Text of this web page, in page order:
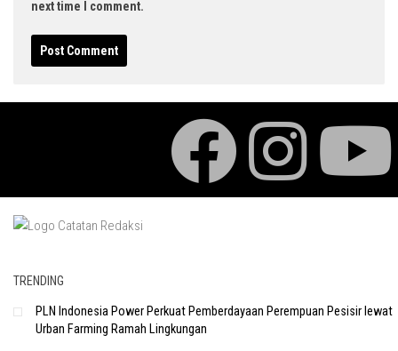
next time I comment.
TRENDING
PLN Indonesia Power Perkuat Pemberdayaan Perempuan Pesisir lewat
Urban Farming Ramah Lingkungan